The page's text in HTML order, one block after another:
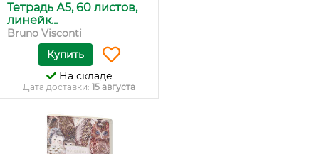
Тетрадь А5, 60 листов,
линейк...
Bruno Visconti
Купить
На складе
Дата доставки: 15 августа